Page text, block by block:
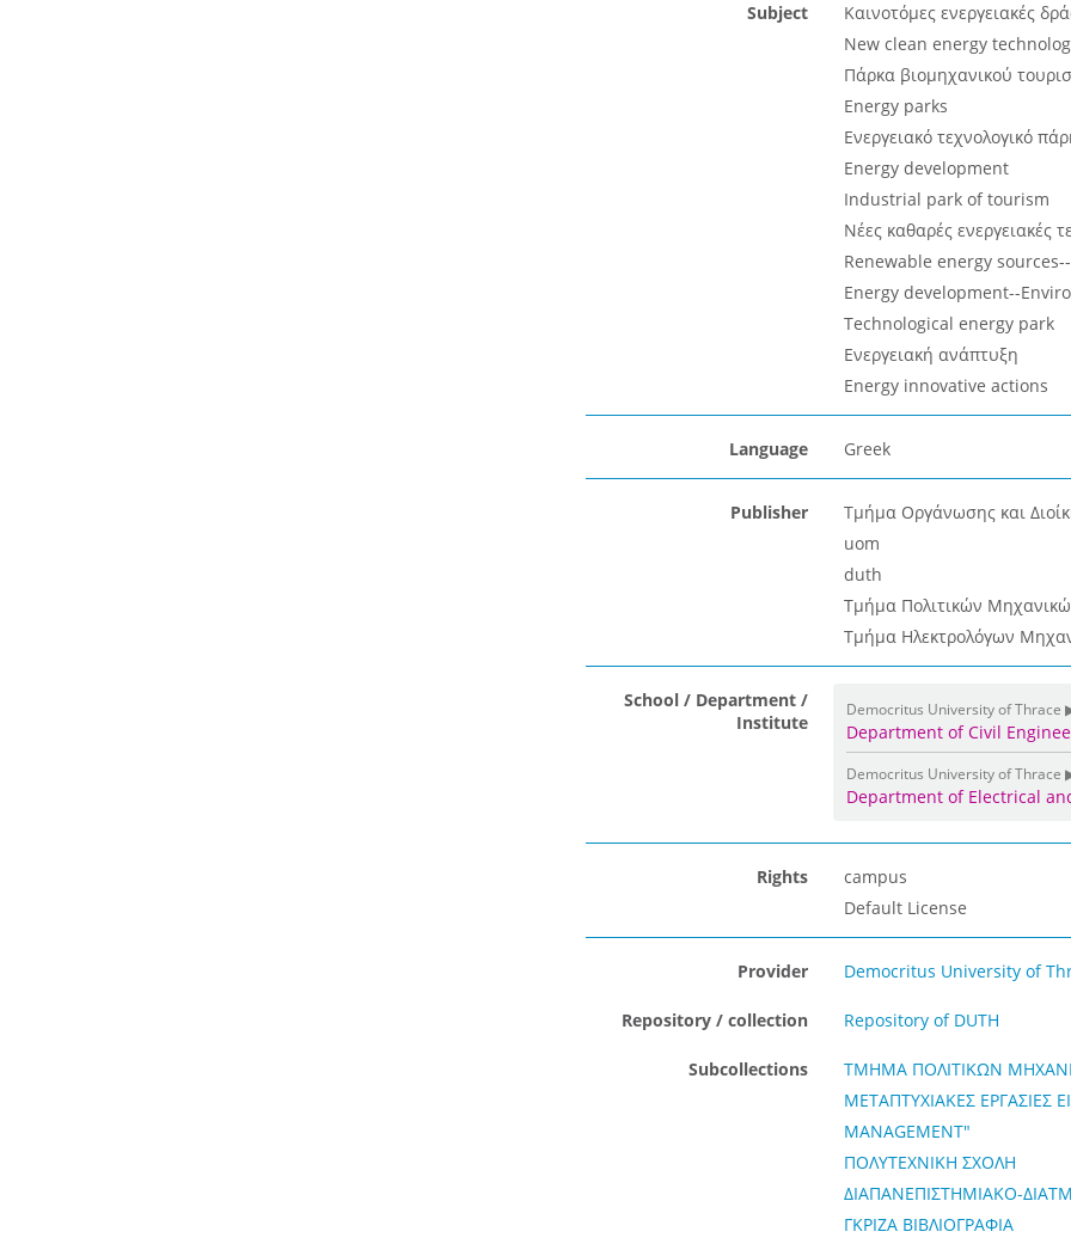
Subject
Καινοτόμες ενεργειακές
New clean energy
Πάρκα βιομηχανικού
Energy parks
Ενεργειακό τεχνολογικό
Energy development
Industrial park of tourism
Νέες καθαρές ενεργειακές
Renewable energy
Energy development--
Technological energy park
Ενεργειακή ανάπτυξη
Energy innovative actions
Language Greek
Publisher
Τμήμα Οργάνωσης και
uom
duth
Τμήμα Πολιτικών
Τμήμα Ηλεκτρολόγων
School / Department /
Institute
Democritus University of Thrace
Department of Civil
Democritus University of Thrace
Department of Electrical
Rights
campus
Default License
Provider Democritus University of
Repository / collection Repository of DUTH
Subcollections
ΤΜΗΜΑ ΠΟΛΙΤΙΚΩΝ
ΜΕΤΑΠΤΥΧΙΑΚΕΣ ΕΡΓΑΣΙΕΣ
MANAGEMENT"
ΠΟΛΥΤΕΧΝΙΚΗ ΣΧΟΛΗ
ΔΙΑΠΑΝΕΠΙΣΤΗΜΙΑΚΟ-
ΓΚΡΙΖΑ ΒΙΒΛΙΟΓΡΑΦΙΑ